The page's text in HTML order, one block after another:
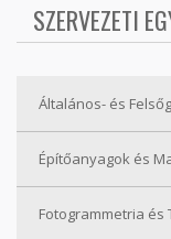
SZERVEZETI
Általános- és
Építőanyagok és
Fotogrammetria